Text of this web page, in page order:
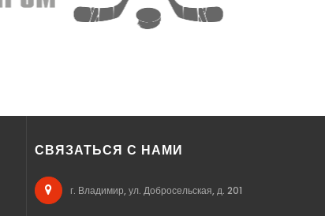
СВЯЗАТЬСЯ С НАМИ
г. Владимир, ул. Добросельская, д. 201